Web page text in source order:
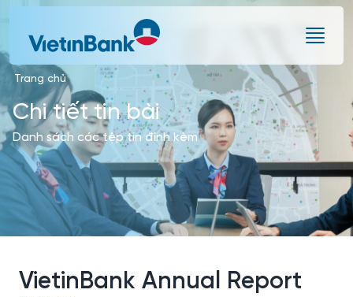
Trang chủ
Chi tiết tin bài
Danh sách các tệp tin đính kèm
VietinBank Annual Report